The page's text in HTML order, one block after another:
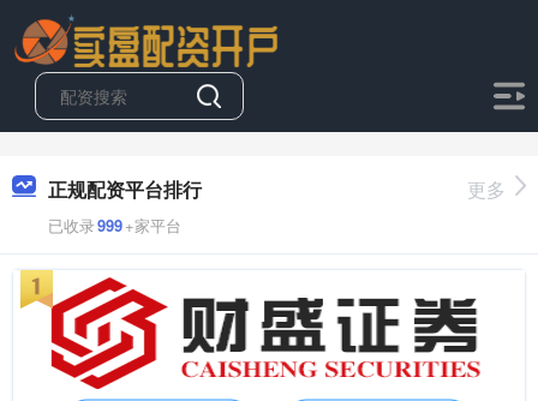
正规配资平台排行
已收录999+家平台
更多